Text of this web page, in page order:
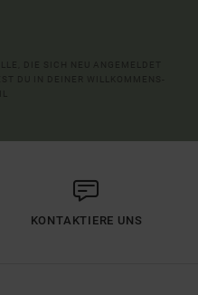
KONTAKTIERE UNS